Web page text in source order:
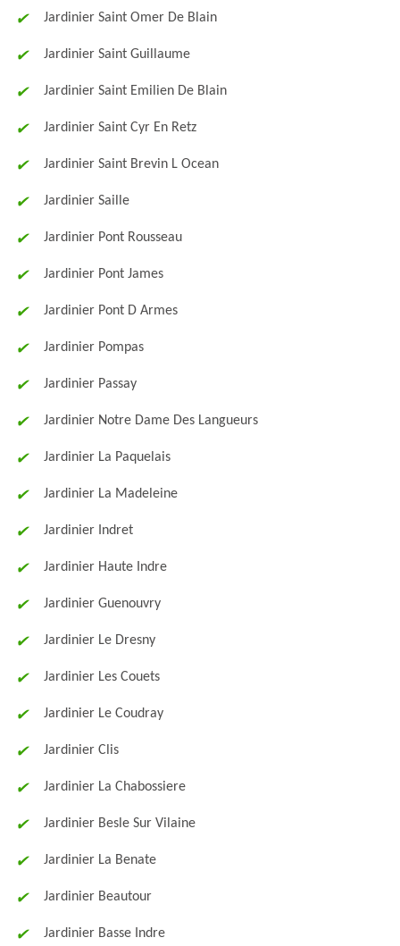
Jardinier Saint Omer De Blain
Jardinier Saint Guillaume
Jardinier Saint Emilien De Blain
Jardinier Saint Cyr En Retz
Jardinier Saint Brevin L Ocean
Jardinier Saille
Jardinier Pont Rousseau
Jardinier Pont James
Jardinier Pont D Armes
Jardinier Pompas
Jardinier Passay
Jardinier Notre Dame Des Langueurs
Jardinier La Paquelais
Jardinier La Madeleine
Jardinier Indret
Jardinier Haute Indre
Jardinier Guenouvry
Jardinier Le Dresny
Jardinier Les Couets
Jardinier Le Coudray
Jardinier Clis
Jardinier La Chabossiere
Jardinier Besle Sur Vilaine
Jardinier La Benate
Jardinier Beautour
Jardinier Basse Indre